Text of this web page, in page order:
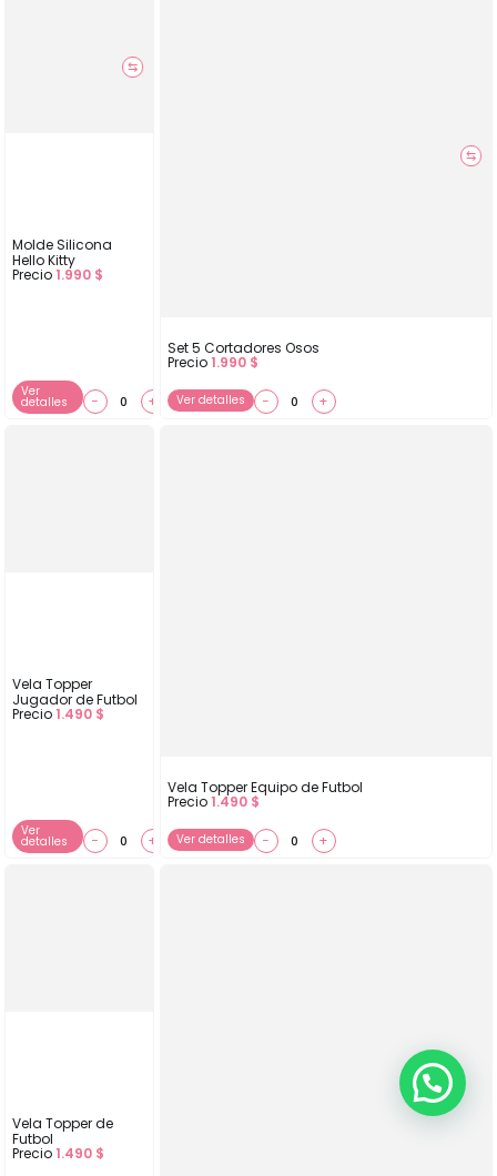
⇆
Molde Silicona
Hello Kitty
Precio 1.990 $
Ver
detalles − +
⇆
Set 5 Cortadores Osos
Precio 1.990 $
Ver detalles − +
Vela Topper
Jugador de Futbol
Precio 1.490 $
Ver
detalles − +
Vela Topper Equipo de Futbol
Precio 1.490 $
Ver detalles − +
Vela Topper de
Futbol
Precio 1.490 $